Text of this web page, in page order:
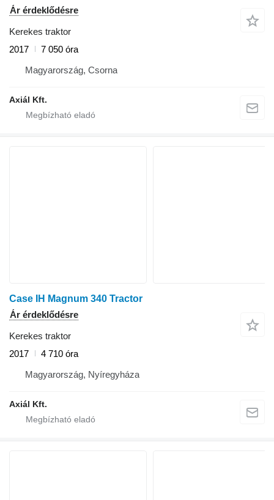
Ár érdeklődésre
Kerekes traktor
2017
7 050 óra
Magyarország, Csorna
Axiál Kft.
Case IH Magnum 340 Tractor
Ár érdeklődésre
Kerekes traktor
2017
4 710 óra
Magyarország, Nyíregyháza
Axiál Kft.